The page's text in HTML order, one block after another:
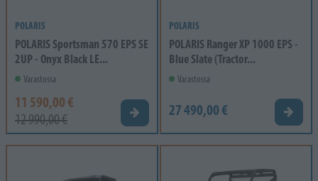
POLARIS
POLARIS Sportsman 570 EPS SE
2UP - Onyx Black LE...
Varastossa
11 590,00 €
12 990,00 € Tarjouspyyntö
POLARIS
POLARIS Ranger XP 1000 EPS -
Blue Slate (Tractor...
Varastossa
27 490,00 €